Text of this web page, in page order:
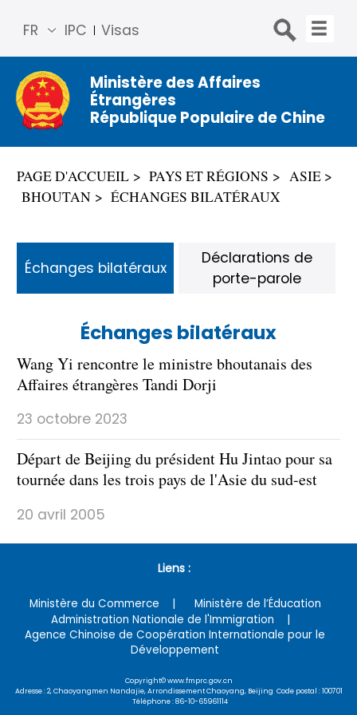
IPC Visas
FR
简体
中文
Engli
sh
Русс
Espa
ñol
Ministère des Affaires
Étrangères
République Populaire de Chine
PAGE D'ACCUEIL PAYS ET RÉGIONS
ASIE
BHOUTAN
ÉCHANGES BILATÉRAUX
Échanges bilatéraux
Wang Yi rencontre le ministre bhoutanais des
Affaires étrangères Tandi Dorji
23 octobre 2023
Départ de Beijing du président Hu Jintao pour sa
tournée dans les trois pays de l'Asie du sud-est
20 avril 2005
Échanges bilatéraux
Déclarations de
porte-parole
Liens :
Ministère du Commerce
Ministère de l’Éducation
Administration Nationale de l'Immigration
Agence Chinoise de Coopération Internationale pour le
Développement
Copyright© www.fmprc.gov.cn
Adresse : 2, Chaoyangmen Nandajie, Arrondissement Chaoyang, Beijing Code postal : 100701
Téléphone : 86-10-65961114